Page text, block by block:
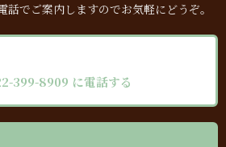
でご案内しますのでお気軽にどうぞ。
399-8909 に電話する